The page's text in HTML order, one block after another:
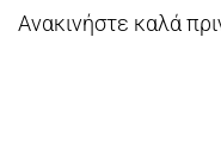
Ανακινήστε καλά